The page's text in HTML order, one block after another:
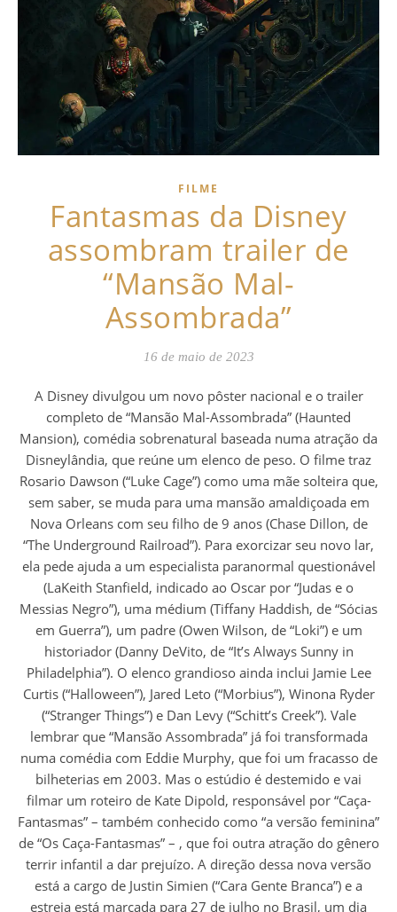
FILME
Fantasmas da Disney
assombram trailer de
“Mansão Mal-
Assombrada”
16 de maio de 2023
A Disney divulgou um novo pôster nacional e o trailer
completo de “Mansão Mal-Assombrada” (Haunted
Mansion), comédia sobrenatural baseada numa atração da
Disneylândia, que reúne um elenco de peso. O filme traz
Rosario Dawson (“Luke Cage”) como uma mãe solteira que,
sem saber, se muda para uma mansão amaldiçoada em
Nova Orleans com seu filho de 9 anos (Chase Dillon, de
“The Underground Railroad”). Para exorcizar seu novo lar,
ela pede ajuda a um especialista paranormal questionável
(LaKeith Stanfield, indicado ao Oscar por “Judas e o
Messias Negro”), uma médium (Tiffany Haddish, de “Sócias
em Guerra”), um padre (Owen Wilson, de “Loki”) e um
historiador (Danny DeVito, de “It’s Always Sunny in
Philadelphia”). O elenco grandioso ainda inclui Jamie Lee
Curtis (“Halloween”), Jared Leto (“Morbius”), Winona Ryder
(“Stranger Things”) e Dan Levy (“Schitt’s Creek”). Vale
lembrar que “Mansão Assombrada” já foi transformada
numa comédia com Eddie Murphy, que foi um fracasso de
bilheterias em 2003. Mas o estúdio é destemido e vai
filmar um roteiro de Kate Dipold, responsável por “Caça-
Fantasmas” – também conhecido como “a versão feminina”
de “Os Caça-Fantasmas” – , que foi outra atração do gênero
terrir infantil a dar prejuízo. A direção dessa nova versão
está a cargo de Justin Simien (“Cara Gente Branca”) e a
estreia está marcada para 27 de julho no Brasil, um dia